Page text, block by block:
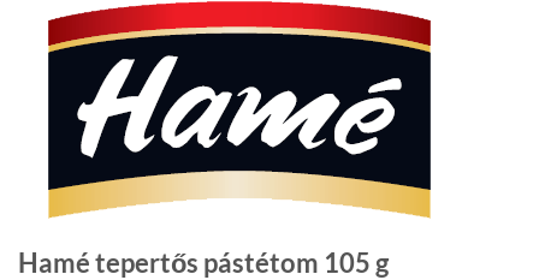
Hamé tepertős pástétom 105 g